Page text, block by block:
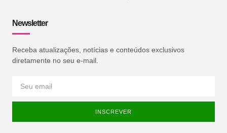
Newsletter
Receba atualizações, notícias e conteúdos exclusivos
diretamente no seu e-mail.
INSCREVER